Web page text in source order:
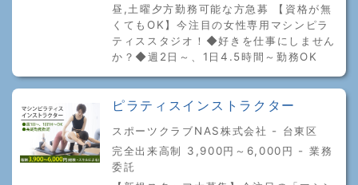
昼,土曜夕方勤務可能な方急募 【資格が無
くてもOK】今注目の女性専用マシンピラ
ティススタジオ！◆好きを仕事にしません
か？◆週2日～、1日4.5時間～勤務OK
ピラティスインストラクター
スポーツクラブNAS株式会社 - 台東区
完全出来高制 3,900円～6,000円 - 業務
委託